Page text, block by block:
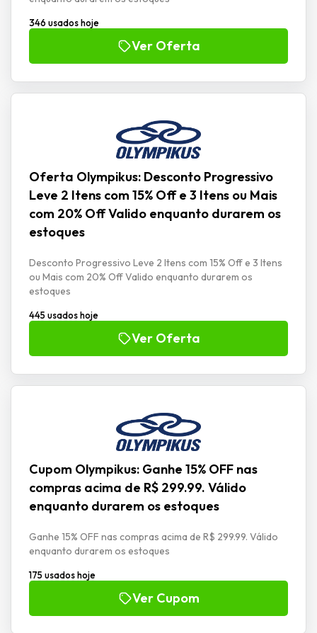
346 usados hoje
Ver Oferta
Oferta Olympikus: Desconto Progressivo
Leve 2 Itens com 15% Off e 3 Itens ou Mais
com 20% Off Valido enquanto durarem os
estoques
Desconto Progressivo Leve 2 Itens com 15% Off e 3 Itens
ou Mais com 20% Off Valido enquanto durarem os
estoques
445 usados hoje
Ver Oferta
Cupom Olympikus: Ganhe 15% OFF nas
compras acima de R$ 299.99. Válido
enquanto durarem os estoques
Ganhe 15% OFF nas compras acima de R$ 299.99. Válido
enquanto durarem os estoques
175 usados hoje
Ver Cupom